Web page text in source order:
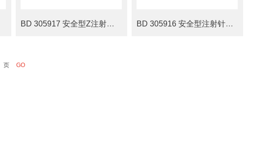
BD 305917 安全型Z注射针头 21G BD 305916 安全型注射针头 500支/箱
页